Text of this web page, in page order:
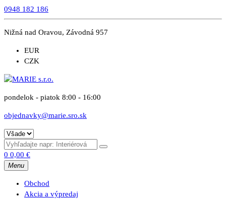
0948 182 186
Nižná nad Oravou, Závodná 957
EUR
CZK
pondelok - piatok 8:00 - 16:00
objednavky@marie.sro.sk
0 0,00 €
Menu
Obchod
Akcia a výpredaj